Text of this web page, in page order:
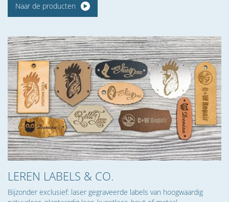
Naar de producten
LEREN LABELS & CO.
Bijzonder exclusief: laser gegraveerde labels van hoogwaardig